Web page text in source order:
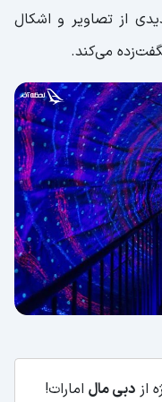
از تصاویر و اشکال
می‌کند.
از دبی مال امارات!